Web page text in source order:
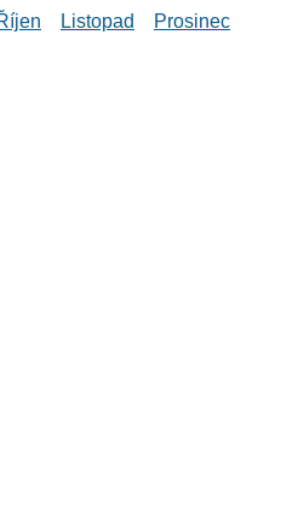
Listopad Prosinec